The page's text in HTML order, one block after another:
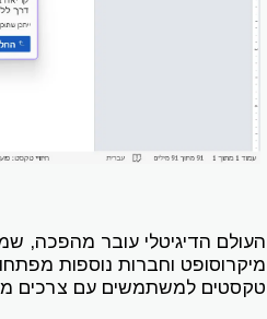
העולם הדיגיטלי עובר מהפכה,
מיקרוסופט וחברות נוספות
טקסטים למשתמשים עם צרכים